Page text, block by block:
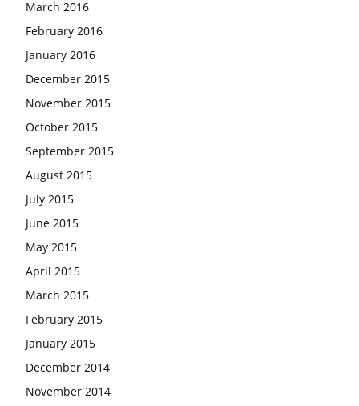
March 2016
February 2016
January 2016
December 2015
November 2015
October 2015
September 2015
August 2015
July 2015
June 2015
May 2015
April 2015
March 2015
February 2015
January 2015
December 2014
November 2014